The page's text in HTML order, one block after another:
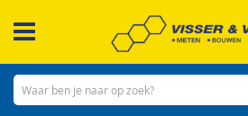
naar
inhoud